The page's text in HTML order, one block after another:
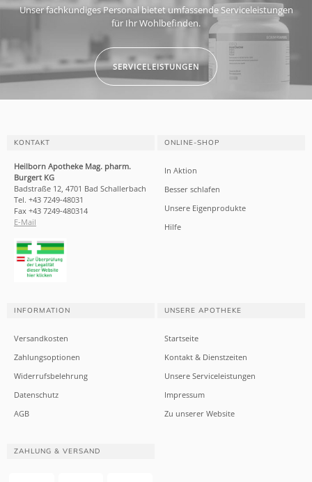
Unser fachkundiges Personal bietet umfassende Serviceleistungen
für Ihr Wohlbefinden.
SERVICELEISTUNGEN
KONTAKT
Heilborn Apotheke Mag. pharm.
Burgert KG
Badstraße 12, 4701 Bad Schallerbach
Tel. +43 7249-48031
Fax +43 7249-480314
E-Mail
ONLINE-SHOP
In Aktion
Besser schlafen
Unsere Eigenprodukte
Hilfe
INFORMATION
Versandkosten
Zahlungsoptionen
Widerrufsbelehrung
Datenschutz
AGB
UNSERE APOTHEKE
Startseite
Kontakt & Dienstzeiten
Unsere Serviceleistungen
Impressum
Zu unserer Website
ZAHLUNG & VERSAND